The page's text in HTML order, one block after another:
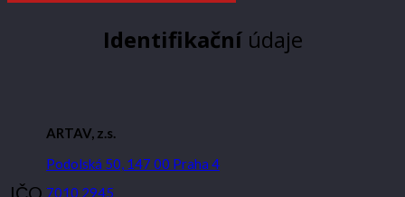
Identifikačníúdaje
ARTAV, z.s.
Podolská 50, 147 00 Praha 4
IČO 7010 2945